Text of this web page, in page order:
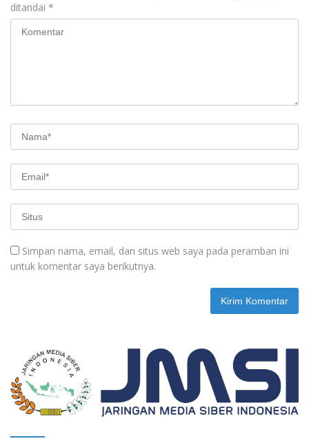
ditandai *
Simpan nama, email, dan situs web saya pada peramban ini
untuk komentar saya berikutnya.